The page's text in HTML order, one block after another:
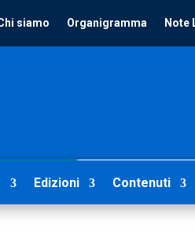
siamo Organigramma Note
1
Edizioni Contenuti